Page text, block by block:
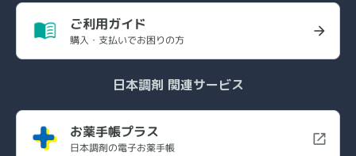
ご利用ガイド
購入・支払いでお困りの方
日本調剤 関連サービス
お薬手帳プラス
日本調剤の電子お薬手帳